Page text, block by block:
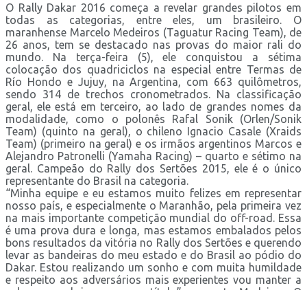
O Rally Dakar 2016 começa a revelar grandes pilotos em
todas as categorias, entre eles, um brasileiro. O
maranhense Marcelo Medeiros (Taguatur Racing Team), de
26 anos, tem se destacado nas provas do maior rali do
mundo. Na terça-feira (5), ele conquistou a sétima
colocação dos quadriciclos na especial entre Termas de
Río Hondo e Jujuy, na Argentina, com 663 quilômetros,
sendo 314 de trechos cronometrados. Na classificação
geral, ele está em terceiro, ao lado de grandes nomes da
modalidade, como o polonês Rafal Sonik (Orlen/Sonik
Team) (quinto na geral), o chileno Ignacio Casale (Xraids
Team) (primeiro na geral) e os irmãos argentinos Marcos e
Alejandro Patronelli (Yamaha Racing) – quarto e sétimo na
geral. Campeão do Rally dos Sertões 2015, ele é o único
representante do Brasil na categoria.
“Minha equipe e eu estamos muito felizes em representar
nosso país, e especialmente o Maranhão, pela primeira vez
na mais importante competição mundial do off-road. Essa
é uma prova dura e longa, mas estamos embalados pelos
bons resultados da vitória no Rally dos Sertões e querendo
levar as bandeiras do meu estado e do Brasil ao pódio do
Dakar. Estou realizando um sonho e com muita humildade
e respeito aos adversários mais experientes vou manter a